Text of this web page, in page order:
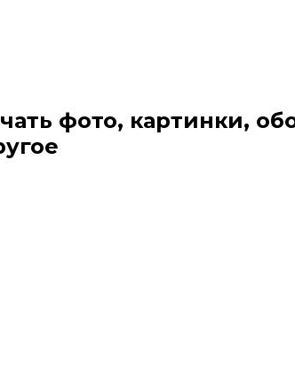
фото, картинки,